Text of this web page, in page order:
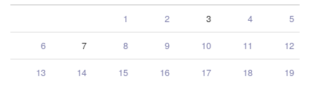
1 2 3 4 5
6 7 8 9 10 11 12
13 14 15 16 17 18 19